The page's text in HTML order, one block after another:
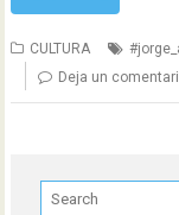
CULTURA
Deja un